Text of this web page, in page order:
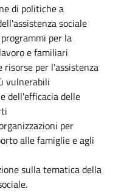
di politiche a
sociale
per la
e familiari
risorse per l'assistenza
vulnerabili
dell'efficacia delle
per
alle famiglie e agli
sulla tematica della